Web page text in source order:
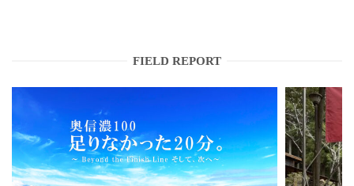
FIELD REPORT